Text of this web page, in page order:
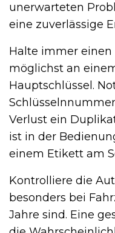
unerwarteten
eine zuverlässige
Halte immer einen
möglichst an
Hauptschlüssel.
Verlust ein
ist in der
einem Etikett am
Kontrolliere die
besonders bei
Jahre sind. Eine